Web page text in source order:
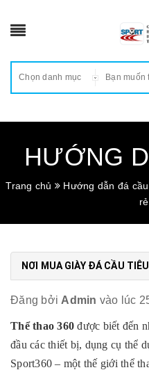
Chọn danh mục
HƯỚNG
Trang chủ Hướng dẫn đá cầu
NƠI MUA GIÀY ĐÁ CẦU
Đăng bởi Admin vào lúc
Thể thao 360 được biết đến
đầu các thiết bị, dụng cụ thể
Sport360 – một thế giới thể